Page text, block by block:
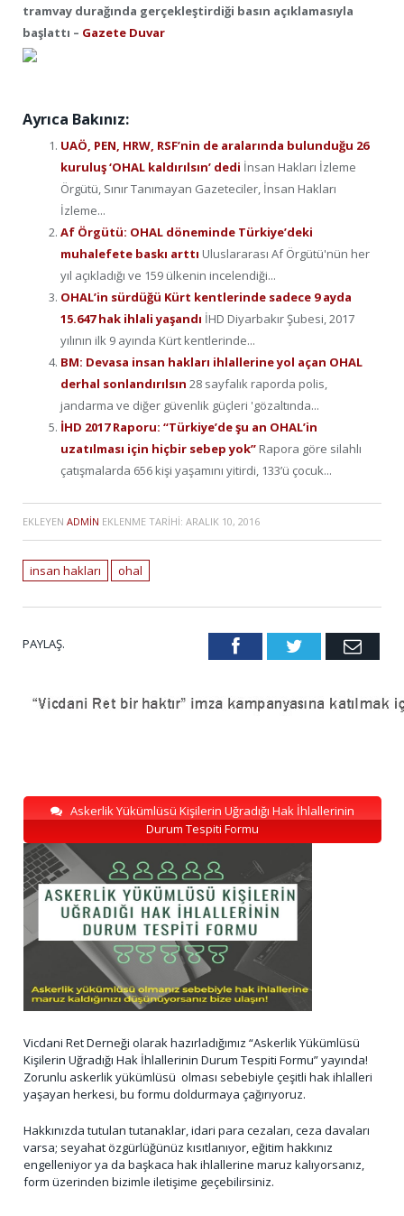
tramvay durağında gerçekleştirdiği basın açıklamasıyla
başlattı – Gazete Duvar
Ayrıca Bakınız:
UAÖ, PEN, HRW, RSF’nin de aralarında bulunduğu 26
kuruluş ‘OHAL kaldırılsın’ dedi İnsan Hakları İzleme
Örgütü, Sınır Tanımayan Gazeteciler, İnsan Hakları
İzleme...
Af Örgütü: OHAL döneminde Türkiye’deki
muhalefete baskı arttı Uluslararası Af Örgütü'nün her
yıl açıkladığı ve 159 ülkenin incelendiği...
OHAL’in sürdüğü Kürt kentlerinde sadece 9 ayda
15.647 hak ihlali yaşandı İHD Diyarbakır Şubesi, 2017
yılının ilk 9 ayında Kürt kentlerinde...
BM: Devasa insan hakları ihlallerine yol açan OHAL
derhal sonlandırılsın 28 sayfalık raporda polis,
jandarma ve diğer güvenlik güçleri 'gözaltında...
İHD 2017 Raporu: “Türkiye’de şu an OHAL’in
uzatılması için hiçbir sebep yok” Rapora göre silahlı
çatışmalarda 656 kişi yaşamını yitirdi, 133’ü çocuk...
EKLEYEN ADMIN EKLENME TARIHI: ARALIK 10, 2016
insan hakları ohal
PAYLAŞ. FacebookTwitter Email
Askerlik Yükümlüsü Kişilerin Uğradığı Hak İhlallerinin
Durum Tespiti Formu
Vicdani Ret Derneği olarak hazırladığımız “Askerlik Yükümlüsü
Kişilerin Uğradığı Hak İhlallerinin Durum Tespiti Formu” yayında!
Zorunlu askerlik yükümlüsü olması sebebiyle çeşitli hak ihlalleri
yaşayan herkesi, bu formu doldurmaya çağırıyoruz.
Hakkınızda tutulan tutanaklar, idari para cezaları, ceza davaları
varsa; seyahat özgürlüğünüz kısıtlanıyor, eğitim hakkınız
engelleniyor ya da başkaca hak ihlallerine maruz kalıyorsanız,
form üzerinden bizimle iletişime geçebilirsiniz.